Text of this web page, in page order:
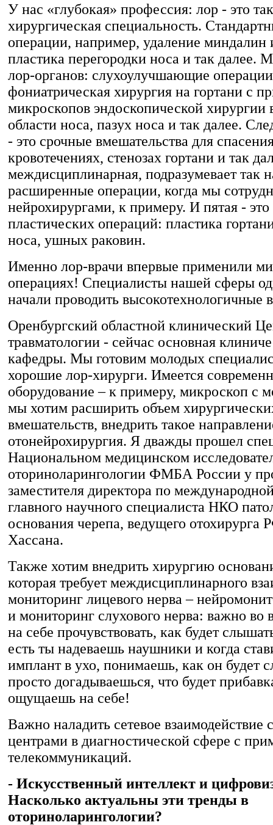
У нас «глубокая» профессия: лор - это
хирургическая специальность.
операции, например, удаление миндалин
пластика перегородки носа и так далее.
лор-органов: слухоулучшающие
фониатрическая хирургия на гортани с
микроскопов эндоскопической хирургии
области носа, пазух носа и так далее.
- это срочные вмешательства для
кровотечениях, стенозах гортани и так
междисциплинарная, подразумевает так
расширенные операции, когда мы
нейрохирургами, к примеру. И пятая - это
пластических операций: пластика
носа, ушных раковин.
Именно лор-врачи впервые применили
операциях! Специалисты нашей сферы
начали проводить высокотехнологичные
Оренбургский областной клинический
травматологии - сейчас основная
кафедры. Мы готовим молодых
хорошие лор-хирурги. Имеется
оборудование – к примеру, микроскоп с
мы хотим расширить объем
вмешательств, внедрить такое
отонейрохирургия. Я дважды прошел
Национальном медицинском
оториноларингологии ФМБА России у
заместителя директора по
главного научного специалиста НКО
основания черепа, ведущего отохирурга
Хассана.
Также хотим внедрить хирургию
которая требует междисциплинарного
мониторинг лицевого нерва –
и мониторинг слухового нерва: важно во
на себе прочувствовать, как будет
есть ты надеваешь наушники и когда
имплант в ухо, понимаешь, как он будет
просто догадываешься, что будет
ощущаешь на себе!
Важно наладить сетевое
центрами в диагностической сфере с
телекоммуникаций.
- Искусственный интеллект и
Насколько актуальны эти тренды в
оториноларингологии?